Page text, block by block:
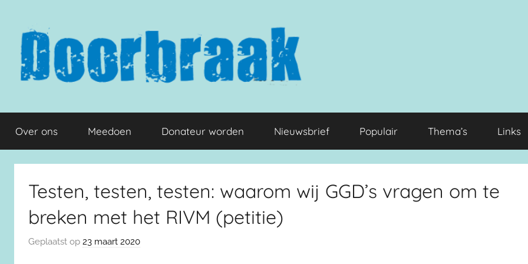
inhoud
springen
Doorbraak.eu
Over ons Meedoen Donateur worden Nieuwsbrief Populair Thema’s Links
Testen, testen, testen: waarom wij GGD’s vragen om te
breken met het RIVM (petitie)
Geplaatst op 23 maart 2020